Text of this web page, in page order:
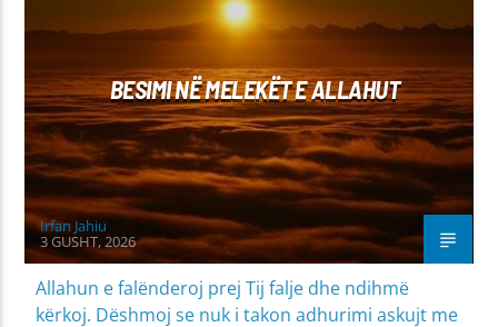
BESIMI NË MELEKËT E ALLAHUT
Irfan Jahiu
3 GUSHT, 2026
Allahun e falënderoj prej Tij falje dhe ndihmë
kërkoj. Dëshmoj se nuk i takon adhurimi askujt me